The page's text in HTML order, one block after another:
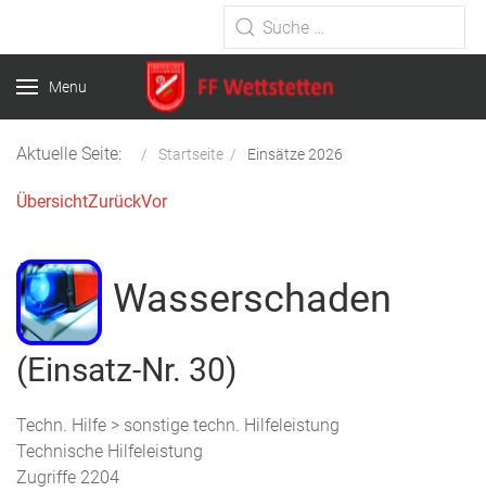
Type 2 or more characters for
results.
Menu
Aktuelle Seite: Startseite Einsätze 2026
ÜbersichtZurückVor
Wasserschaden
(Einsatz-Nr. 30)
Techn. Hilfe > sonstige techn. Hilfeleistung
Technische Hilfeleistung
Zugriffe 2204